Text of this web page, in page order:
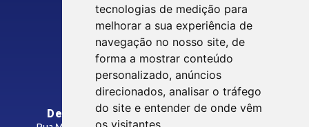
tecnologias de medição para
melhorar a sua experiência de
navegação no nosso site, de
forma a mostrar conteúdo
personalizado, anúncios
direcionados, analisar o tráfego
do site e entender de onde vêm
os visitantes.
TECNOLOGIA E INOVAÇÃO
Eficiência Operacional
Têxtil e Confecção
Siga nossas Redes Sociais
INTRANET
Departamento Regional do SENAI/PB